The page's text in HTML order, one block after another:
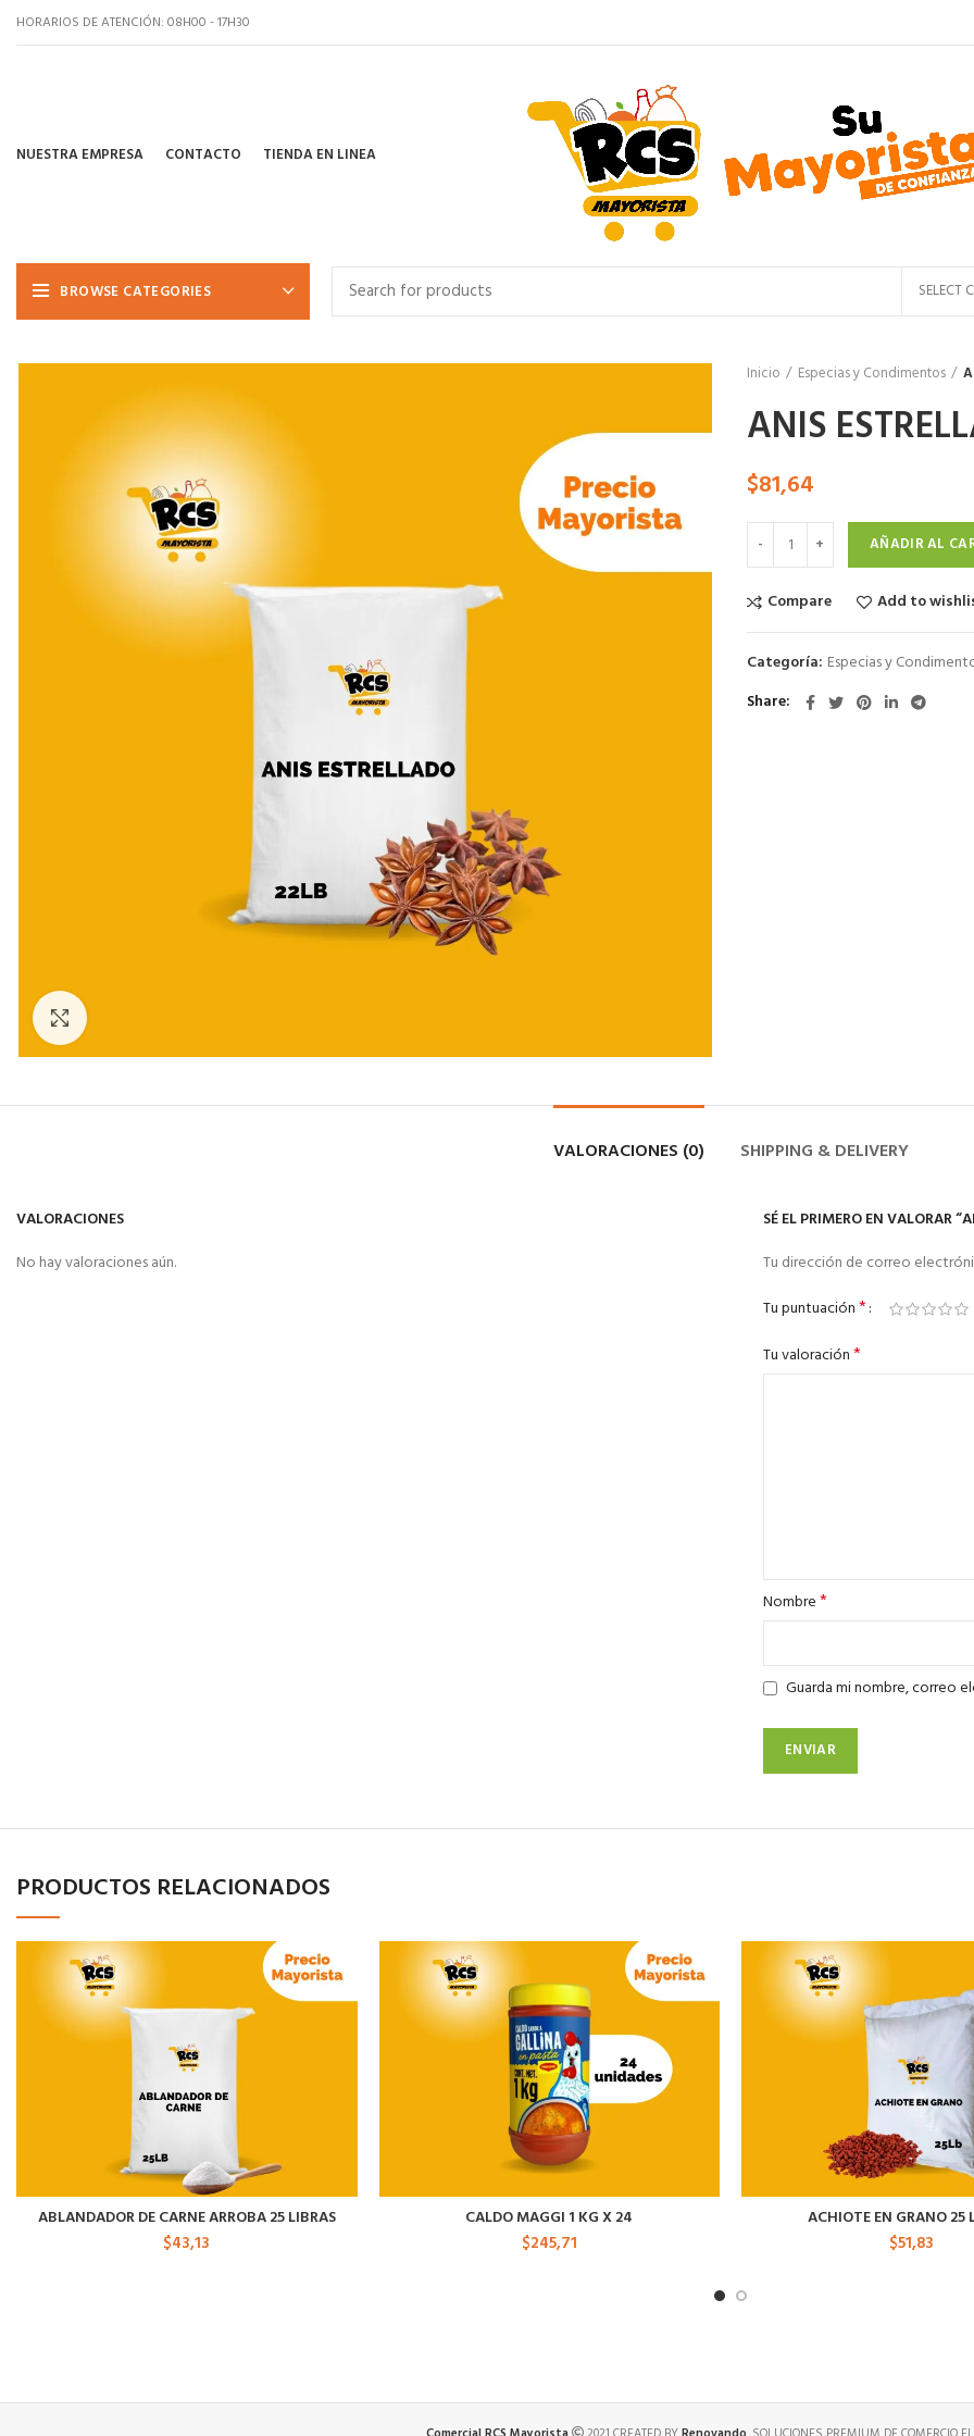
HORARIOS DE ATENCIÓN: 08H00 - 17H30
NUESTRA EMPRESA CONTACTO TIENDA EN LINEA
BROWSE CATEGORIES SELECT
Inicio Especias y Condimentos
ANIS
$81,64
AÑADIR AL
Compare Add to
Categoría: Especias y
Share
VALORACIONES (0) SHIPPING & DELIVERY
VALORACIONES
No hay valoraciones aún.
SÉ EL PRIMERO EN VALORAR
Tu dirección de correo
Tu puntuación*
Tu valoración*
Nombre*
Guarda mi nombre, correo
PRODUCTOS RELACIONADOS
ABLANDADOR DE CARNE ARROBA 25 LIBRAS
$43,13
CALDO MAGGI 1 KG X 24
$245,71
ACHIOTE EN GRANO 25
$51,83